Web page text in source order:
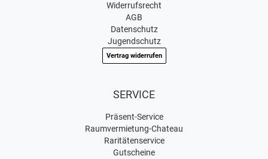
Widerrufsrecht
AGB
Datenschutz
Jugendschutz
Vertrag widerrufen
SERVICE
Präsent-Service
Raumvermietung-Chateau
Raritätenservice
Gutscheine